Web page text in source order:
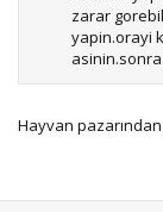
zarar
yapin.orayi
Hayvan